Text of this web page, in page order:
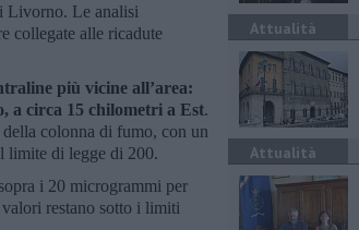
Livorno. Le analisi
collegate alle ricadute
più vicine all’area:
a circa 15 chilometri a Est.
colonna di fumo, con un
limite di legge di 200.
i 20 microgrammi per
restano sotto i limiti
Attualità
Attualità